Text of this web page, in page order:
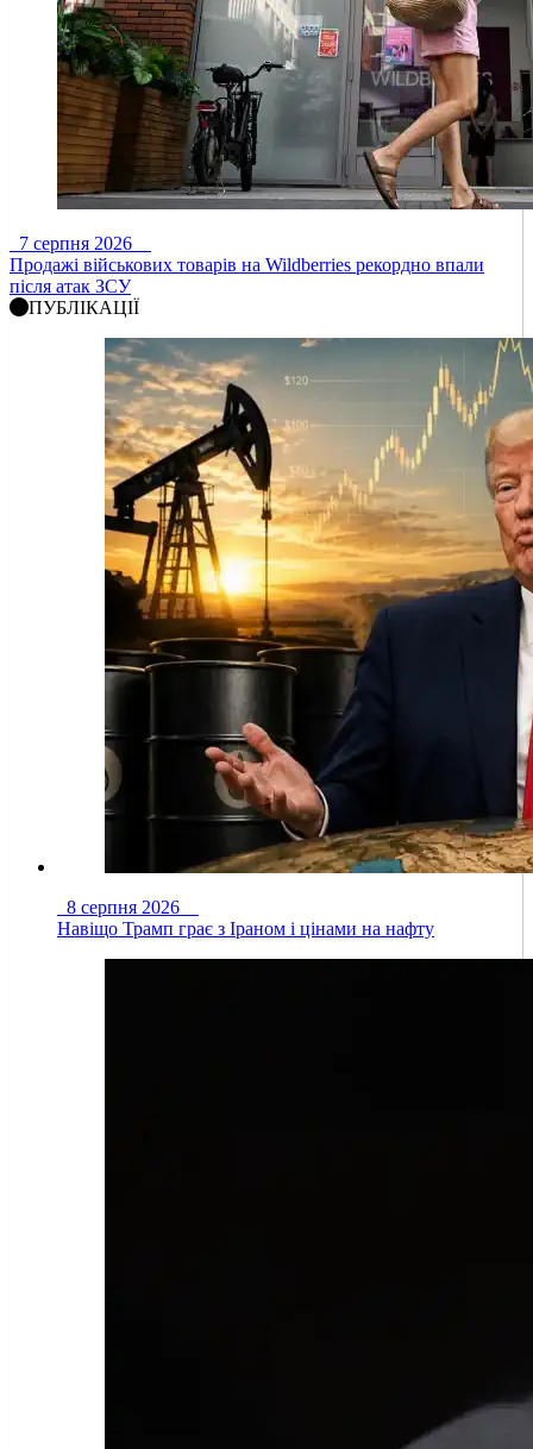
7 серпня 2026
Продажі військових товарів на Wildberries рекордно впали
після атак ЗСУ
ПУБЛІКАЦІЇ
8 серпня 2026
Навіщо Трамп грає з Іраном і цінами на нафту